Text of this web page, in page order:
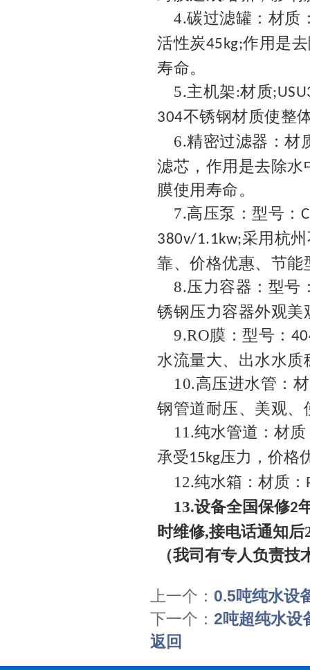
4.碳过滤罐：材质
活性炭45kg;作用是
寿命。
5.主机架:材质
304不锈钢材质使整
6.精密过滤器：材
滤芯，作用是去除
膜使用寿命。
7.高压泵：型号：
380v/1.1kw;采用杭
靠、价格优惠、节能
8.压力容器：型号
锈钢压力容器外观美
9.RO膜：型号：
水流量大、出水水质
10.高压进水管：
钢管道耐压、美观、
11.纯水管道：材质
承受15kg压力，价格
12.纯水箱：材质：
13.设备全国保修2
时维修,接电话通知
（我司有专人负责技
上一个： 0.5吨纯水设
下一个： 2吨超纯水设
返回